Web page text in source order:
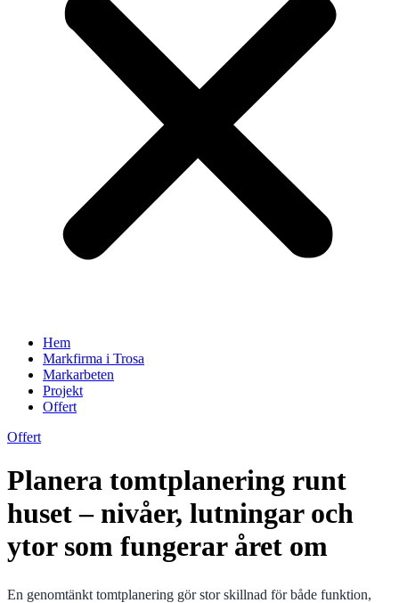
Hem
Markfirma i Trosa
Markarbeten
Projekt
Offert
Offert
Planera tomtplanering runt
huset – nivåer, lutningar och
ytor som fungerar året om
En genomtänkt tomtplanering gör stor skillnad för både funktion,